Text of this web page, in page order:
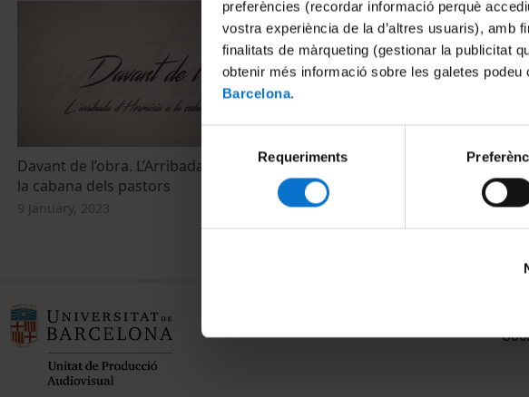
preferències (recordar informació perquè
vostra experiència de la d’altres usuaris), amb
finalitats de màrqueting (gestionar la publicitat
obtenir més informació sobre les galetes podeu
Barcelona.
consentiment
Requeriments
Davant de l’obra. L’Arribada d’Hermínia a
la cabana dels pastors
9 January, 2023